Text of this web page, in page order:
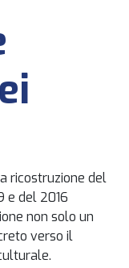
ricostruzione del
e del 2016
non solo un
verso il